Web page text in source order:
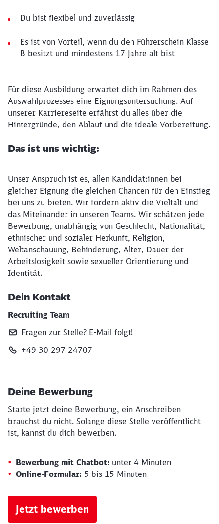
Du bist flexibel und zuverlässig
Es ist von Vorteil, wenn du den Führerschein Klasse
B besitzt und mindestens 17 Jahre alt bist
Für diese Ausbildung erwartet dich im Rahmen des
Auswahlprozesses eine Eignungsuntersuchung. Auf
unserer Karriereseite erfährst du alles über die
Hintergründe, den Ablauf und die ideale Vorbereitung.
Das ist uns wichtig:
Unser Anspruch ist es, allen Kandidat:innen bei
gleicher Eignung die gleichen Chancen für den Einstieg
bei uns zu bieten. Wir fördern aktiv die Vielfalt und
das Miteinander in unseren Teams. Wir schätzen jede
Bewerbung, unabhängig von Geschlecht, Nationalität,
ethnischer und sozialer Herkunft, Religion,
Weltanschauung, Behinderung, Alter, Dauer der
Arbeitslosigkeit sowie sexueller Orientierung und
Identität.
Dein Kontakt
Recruiting Team
Fragen zur Stelle? E‑Mail folgt!
+49 30 297 24707
Deine Bewerbung
Starte jetzt deine Bewerbung, ein Anschreiben
brauchst du nicht. Solange diese Stelle veröffentlicht
ist, kannst du dich bewerben.
Bewerbung mit Chatbot: unter 4 Minuten
Online-Formular: 5 bis 15 Minuten
Jetzt bewerben